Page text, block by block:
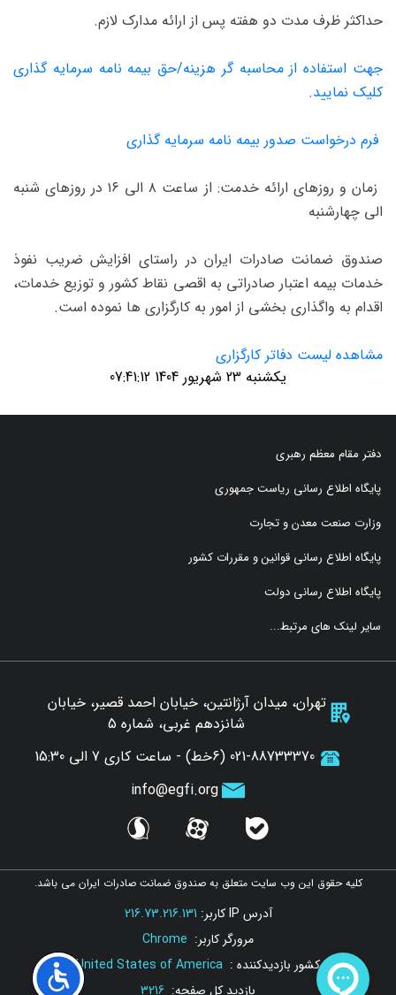
حداکثر ظرف مدت دو هفته پس از ارائه مدارک لازم.
جهت استفاده از محاسبه گر هزینه/حق بیمه نامه سرمایه گذاری
کلیک نمایید.
فرم درخواست صدور بیمه نامه سرمایه گذاری
زمان و روزهای ارائه خدمت: از ساعت ۸ الی ۱۶ در روزهای شنبه
الی چهارشنبه
صندوق ضمانت صادرات ایران در راستای افزایش ضریب نفوذ
خدمات بیمه اعتبار صادراتی به اقصی نقاط کشور و توزیع خدمات،
اقدام به واگذاری بخشی از امور به کارگزاری ها نموده است.
مشاهده لیست دفاتر کارگزاری
یکشنبه 23 شهریور 1404 07:41:12
دفتر مقام معظم رهبری
پایگاه اطلاع رسانی ریاست جمهوری
وزارت صنعت معدن و تجارت
پایگاه اطلاع رسانی قوانین و مقررات کشور
پایگاه اطلاع رسانی دولت
سایر لینک های مرتبط...
تهران، میدان آرژانتین، خیابان احمد قصیر، خیابان
شانزدهم غربی، شماره 5
021-88733370 (6خط) - ساعت کاری 7 الی 15:30
info@egfi.org
bale
aparat
sorosh
کلیه حقوق این وب سایت متعلق به صندوق ضمانت صادرات ایران می باشد.
آدرس IP کاربر:
216.73.216.131
مرورگر کاربر: Chrome
کشور بازدیدکننده : United States of America
بازدید کل صفحه: 3216